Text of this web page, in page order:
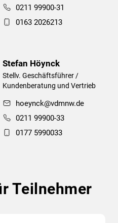
0211 99900-31
0163 2026213
Stefan Höynck
Stellv. Geschäftsführer /
Kundenberatung und Vertrieb
hoeynck@vdmnw.de
0211 99900-33
0177 5990033
Teilnehmer